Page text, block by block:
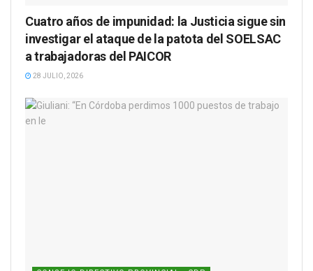
Cuatro años de impunidad: la Justicia sigue sin
investigar el ataque de la patota del SOELSAC
a trabajadoras del PAICOR
28 JULIO, 2026